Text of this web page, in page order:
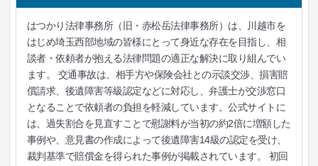
はつかり法律事務所（旧・赤松岳法律事務所）は、川越市を
はじめ埼玉西部地域の皆様にとって身近な存在を目指し、相
談者・依頼者が抱える法律問題の適正な解決に取り組んでい
ます。 交通事故は、相手方や保険会社との示談交渉、損害賠
償請求、後遺障害等級認定などに対応し、弁護士が交渉窓口
となることで依頼者の負担を軽減しています。公式サイトに
は、過失割合を見直すことで慰謝料が当初の約2倍に増額した
事例や、意見書の作成によって後遺障害14級の認定を受け、
裁判基準で賠償金を得られた事例が掲載されています。 初回